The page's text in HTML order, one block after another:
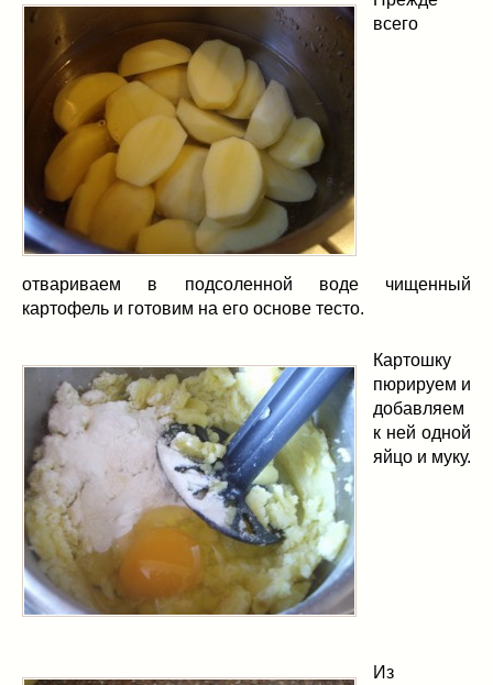
всего
отвариваем в подсоленной воде чищенный
картофель и готовим на его основе тесто.
Картошку
пюрируем и
добавляем
к ней одной
яйцо и муку.
Из